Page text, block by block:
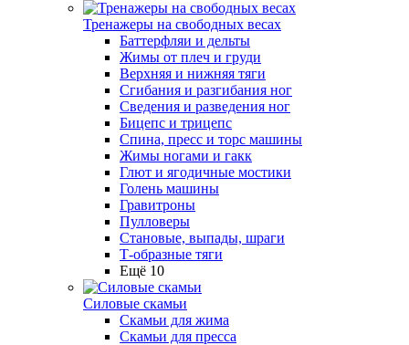
Тренажеры на свободных весах
Баттерфляи и дельты
Жимы от плеч и груди
Верхняя и нижняя тяги
Сгибания и разгибания ног
Сведения и разведения ног
Бицепс и трицепс
Спина, пресс и торс машины
Жимы ногами и гакк
Глют и ягодичные мостики
Голень машины
Гравитроны
Пулловеры
Становые, выпады, шраги
Т-образные тяги
Ещё 10
Силовые скамьи
Скамьи для жима
Скамьи для пресса